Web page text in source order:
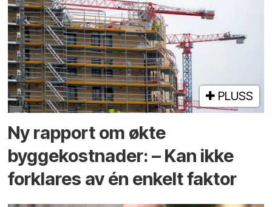
PLUSS
Ny rapport om økte
byggekostnader: – Kan ikke
forklares av én enkelt faktor